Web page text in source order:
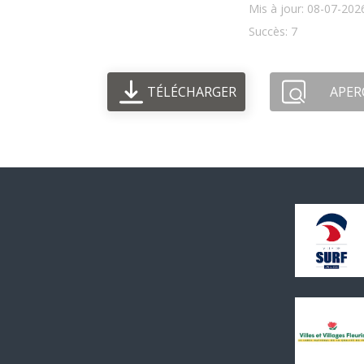
Mis à jour: 08-07-
Succès: 7
TÉLÉCHARGER